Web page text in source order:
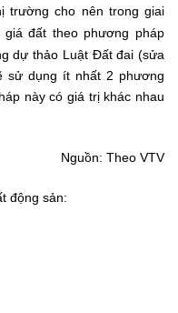
trường cho nên trong giai
đất theo phương pháp
dự thảo Luật Đất đai (sửa
sử dụng ít nhất 2 phương
này có giá trị khác nhau
Nguồn: Theo VTV
động sản: